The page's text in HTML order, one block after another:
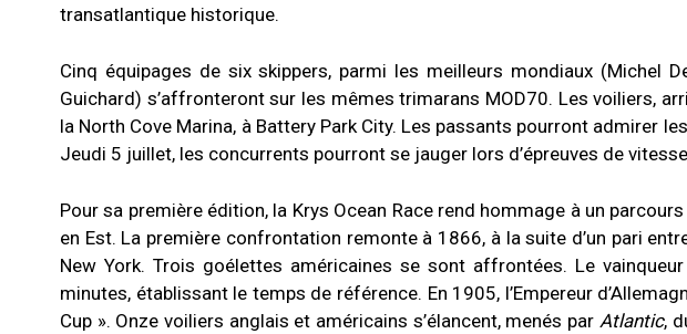
transatlantique historique.
Cinq équipages de six skippers, parmi les meilleurs mondiaux (Michel
Guichard) s’affronteront sur les mêmes trimarans MOD70. Les voiliers,
la North Cove Marina, à Battery Park City. Les passants pourront admirer
Jeudi 5 juillet, les concurrents pourront se jauger lors d’épreuves de
Pour sa première édition, la Krys Ocean Race rend hommage à un
en Est. La première confrontation remonte à 1866, à la suite d’un pari
New York. Trois goélettes américaines se sont affrontées. Le
minutes, établissant le temps de référence. En 1905, l’Empereur
Cup ». Onze voiliers anglais et américains s’élancent, menés par Atlantic,